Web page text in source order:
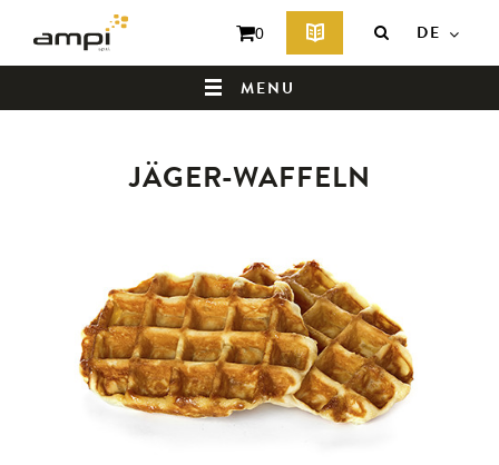
MENU
HOMEPAGE
0 DE
JÄGER-WAFFELN